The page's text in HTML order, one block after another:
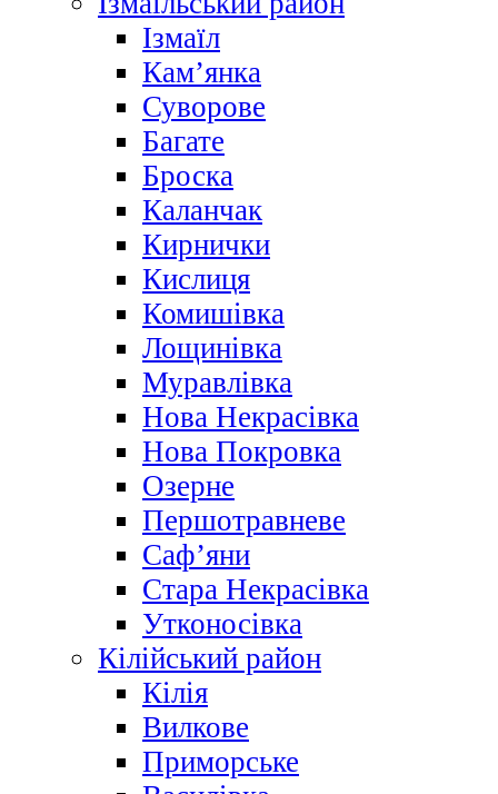
Ізмаїл
Кам’янка
Суворове
Багате
Броска
Каланчак
Кирнички
Кислиця
Комишівка
Лощинівка
Муравлівка
Нова Некрасівка
Нова Покровка
Озерне
Першотравневе
Саф’яни
Стара Некрасівка
Утконосівка
Кілійський район
Кілія
Вилкове
Приморське